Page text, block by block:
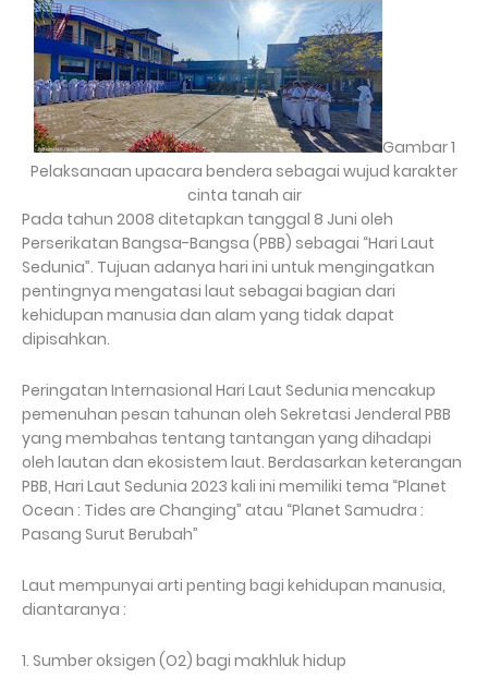
Gambar 1
Pelaksanaan upacara bendera sebagai wujud karakter
cinta tanah air
Pada tahun 2008 ditetapkan tanggal 8 Juni oleh
Perserikatan Bangsa-Bangsa (PBB) sebagai “Hari Laut
Sedunia”. Tujuan adanya hari ini untuk mengingatkan
pentingnya mengatasi laut sebagai bagian dari
kehidupan manusia dan alam yang tidak dapat
dipisahkan.
Peringatan Internasional Hari Laut Sedunia mencakup
pemenuhan pesan tahunan oleh Sekretasi Jenderal PBB
yang membahas tentang tantangan yang dihadapi
oleh lautan dan ekosistem laut. Berdasarkan keterangan
PBB, Hari Laut Sedunia 2023 kali ini memiliki tema “Planet
Ocean : Tides are Changing” atau “Planet Samudra :
Pasang Surut Berubah”
Laut mempunyai arti penting bagi kehidupan manusia,
diantaranya :
1. Sumber oksigen (O2) bagi makhluk hidup